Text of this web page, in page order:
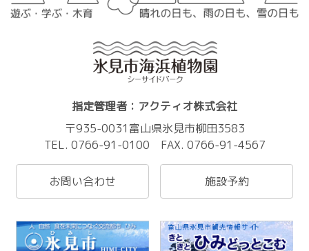
指定管理者：アクティオ株式会社
〒935-0031富山県氷見市柳田3583
TEL. 0766-91-0100 FAX. 0766-91-4567
お問い合わせ 施設予約